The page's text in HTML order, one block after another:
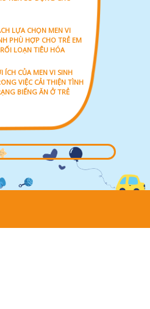
LỰA CHỌN MEN VI
PHÙ HỢP CHO TRẺ EM
LOẠN TIÊU HÓA
ÍCH CỦA MEN VI SINH
VIỆC CẢI THIỆN TÌNH
BIẾNG ĂN Ở TRẺ